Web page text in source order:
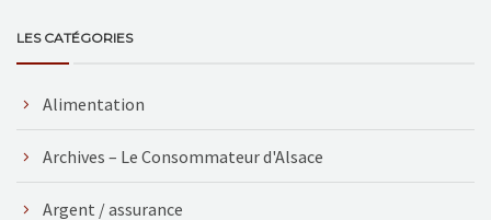
LES CATÉGORIES
Alimentation
Archives – Le Consommateur d'Alsace
Argent / assurance